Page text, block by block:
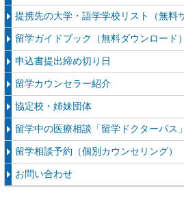
提携先の大学・語学学校リスト（無料
留学ガイドブック（無料ダウンロード）
申込書提出締め切り日
留学カウンセラー紹介
協定校・姉妹団体
留学中の医療相談「留学ドクターパス」
留学相談予約（個別カウンセリング）
お問い合わせ